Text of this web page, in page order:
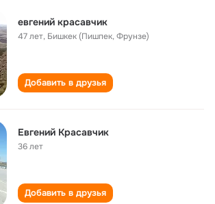
евгений красавчик
47 лет, Бишкек (Пишпек, Фрунзе)
Добавить в друзья
Евгений Красавчик
36 лет
Добавить в друзья